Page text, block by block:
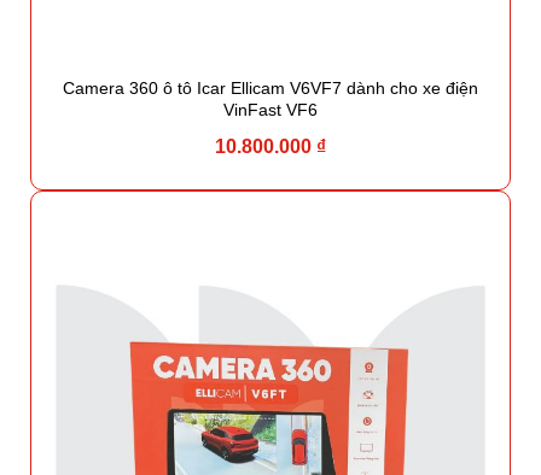
Camera 360 ô tô Icar Ellicam V6VF7 dành cho xe điện
VinFast VF6
10.800.000 ₫